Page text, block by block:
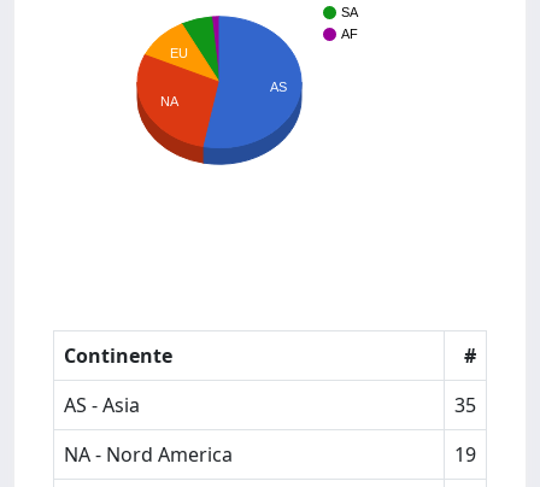
SA
AF
EU
NA
AS
Continente
#
AS - Asia
35
NA - Nord America
19